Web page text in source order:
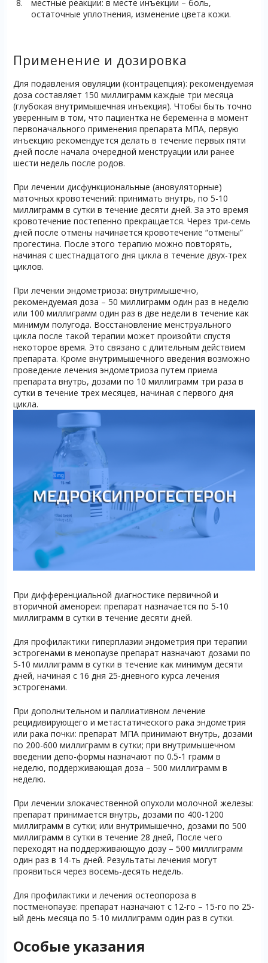
местные реакции: в месте инъекции – боль,
остаточные уплотнения, изменение цвета кожи.
Применение и дозировка
Для подавления овуляции (контрацепция): рекомендуемая
доза составляет 150 миллиграмм каждые три месяца
(глубокая внутримышечная инъекция). Чтобы быть точно
уверенным в том, что пациентка не беременна в момент
первоначального применения препарата МПА, первую
инъекцию рекомендуется делать в течение первых пяти
дней после начала очередной менструации или ранее
шести недель после родов.
При лечении дисфункциональные (ановуляторные)
маточных кровотечений: принимать внутрь, по 5-10
миллиграмм в сутки в течение десяти дней. За это время
кровотечение постепенно прекращается. Через три-семь
дней после отмены начинается кровотечение “отмены”
прогестина. После этого терапию можно повторять,
начиная с шестнадцатого дня цикла в течение двух-трех
циклов.
При лечении эндометриоза: внутримышечно,
рекомендуемая доза – 50 миллиграмм один раз в неделю
или 100 миллиграмм один раз в две недели в течение как
минимум полугода. Восстановление менструального
цикла после такой терапии может произойти спустя
некоторое время. Это связано с длительным действием
препарата. Кроме внутримышечного введения возможно
проведение лечения эндометриоза путем приема
препарата внутрь, дозами по 10 миллиграмм три раза в
сутки в течение трех месяцев, начиная с первого дня
цикла.
При дифференциальной диагностике первичной и
вторичной аменореи: препарат назначается по 5-10
миллиграмм в сутки в течение десяти дней.
Для профилактики гиперплазии эндометрия при терапии
эстрогенами в менопаузе препарат назначают дозами по
5-10 миллиграмм в сутки в течение как минимум десяти
дней, начиная с 16 дня 25-дневного курса лечения
эстрогенами.
При дополнительном и паллиативном лечение
рецидивирующего и метастатического рака эндометрия
или рака почки: препарат МПА принимают внутрь, дозами
по 200-600 миллиграмм в сутки; при внутримышечном
введении депо-формы назначают по 0.5-1 грамм в
неделю, поддерживающая доза – 500 миллиграмм в
неделю.
При лечении злокачественной опухоли молочной железы:
препарат принимается внутрь, дозами по 400-1200
миллиграмм в сутки; или внутримышечно, дозами по 500
миллиграмм в сутки в течение 28 дней, После чего
переходят на поддерживающую дозу – 500 миллиграмм
один раз в 14-ть дней. Результаты лечения могут
проявиться через восемь-десять недель.
Для профилактики и лечения остеопороза в
постменопаузе: препарат назначают с 12-го – 15-го по 25-
ый день месяца по 5-10 миллиграмм один раз в сутки.
Особые указания